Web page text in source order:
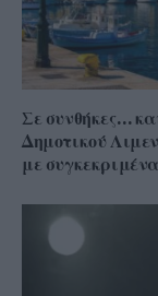
Σε συνθήκες…
Δημοτικού
με